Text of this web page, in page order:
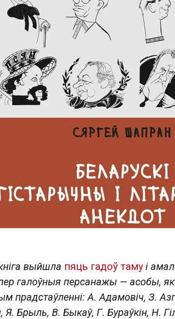
выйшла пяць гадоў таму і
галоўныя персанажы — асобы,
прадстаўленні: А. Адамовіч, З.
Я. Брыль, В. Быкаў, Г. Бураўкін, Н.